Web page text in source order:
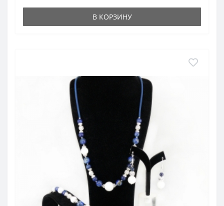
В КОРЗИНУ